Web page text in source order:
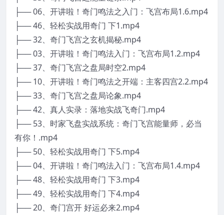
├── 06、开讲啦！奇门鸣法之入门：飞宫布局1.6.mp4
├── 46、轻松实战用奇门 下1.mp4
├── 32、奇门飞宫之玄机揭秘.mp4
├── 03、开讲啦！奇门鸣法入门：飞宫布局1.2.mp4
├── 37、奇门飞宫之盘局时空2.mp4
├── 10、开讲啦！奇门鸣法之开端：主客四宫2.2.mp4
├── 33、奇门飞宫之盘局论象.mp4
├── 42、真人实录：落地实战飞奇门.mp4
├── 53、时家飞盘实战系统：奇门飞宫能量师，必当
有你！.mp4
├── 50、轻松实战用奇门 下5.mp4
├── 04、开讲啦！奇门鸣法入门：飞宫布局1.4.mp4
├── 48、轻松实战用奇门 下3.mp4
├── 49、轻松实战用奇门 下4.mp4
├── 20、奇门宫开 好运必来2.mp4